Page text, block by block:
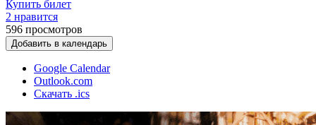
Купить билет
2 нравится
596 просмотров
Добавить в календарь
Google Calendar
Outlook.com
Скачать .ics